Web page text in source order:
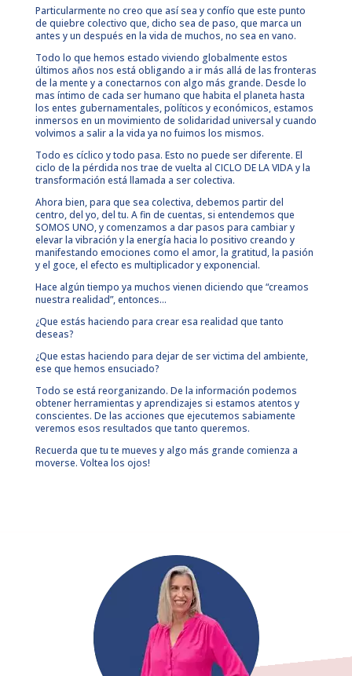
Particularmente no creo que así sea y confío que este punto
de quiebre colectivo que, dicho sea de paso, que marca un
antes y un después en la vida de muchos, no sea en vano.
Todo lo que hemos estado viviendo globalmente estos
últimos años nos está obligando a ir más allá de las fronteras
de la mente y a conectarnos con algo más grande. Desde lo
mas íntimo de cada ser humano que habita el planeta hasta
los entes gubernamentales, políticos y económicos, estamos
inmersos en un movimiento de solidaridad universal y cuando
volvimos a salir a la vida ya no fuimos los mismos.
Todo es cíclico y todo pasa. Esto no puede ser diferente. El
ciclo de la pérdida nos trae de vuelta al CICLO DE LA VIDA y la
transformación está llamada a ser colectiva.
Ahora bien, para que sea colectiva, debemos partir del
centro, del yo, del tu. A fin de cuentas, si entendemos que
SOMOS UNO, y comenzamos a dar pasos para cambiar y
elevar la vibración y la energía hacia lo positivo creando y
manifestando emociones como el amor, la gratitud, la pasión
y el goce, el efecto es multiplicador y exponencial.
Hace algún tiempo ya muchos vienen diciendo que “creamos
nuestra realidad”, entonces…
¿Que estás haciendo para crear esa realidad que tanto
deseas?
¿Que estas haciendo para dejar de ser victima del ambiente,
ese que hemos ensuciado?
Todo se está reorganizando. De la información podemos
obtener herramientas y aprendizajes si estamos atentos y
conscientes. De las acciones que ejecutemos sabiamente
veremos esos resultados que tanto queremos.
Recuerda que tu te mueves y algo más grande comienza a
moverse. Voltea los ojos!